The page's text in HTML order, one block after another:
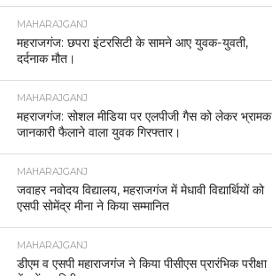
MAHARAJGANJ
महराजगंज: छपरा इंटरसिटी के सामने आए युवक-युवती,
दर्दनाक मौत।
MAHARAJGANJ
महराजगंज: सोशल मीडिया पर एलपीजी गैस को लेकर भ्रामक
जानकारी फैलाने वाला युवक गिरफ्तार।
MAHARAJGANJ
जवाहर नवोदय विद्यालय, महराजगंज में मेधावी विद्यार्थियों को
एसपी सोमेंद्र मीना ने किया सम्मानित
MAHARAJGANJ
डीएम व एसपी महाराजगंज ने किया पीसीएस प्रारंभिक परीक्षा